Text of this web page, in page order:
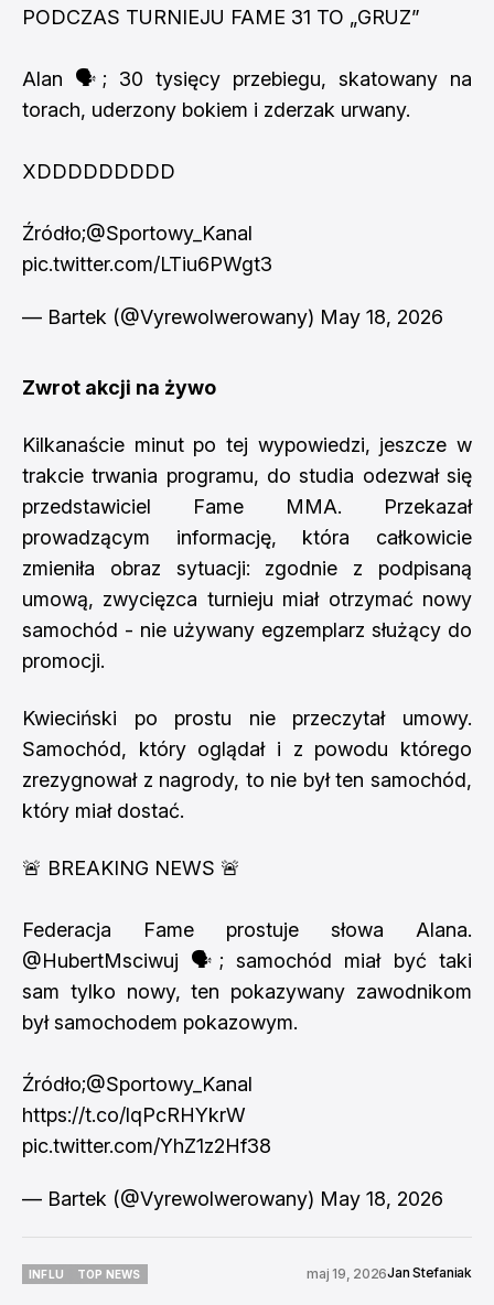
PODCZAS TURNIEJU FAME 31 TO „GRUZ”
Alan 🗣️; 30 tysięcy przebiegu, skatowany na
torach, uderzony bokiem i zderzak urwany.
XDDDDDDDDD
Źródło;@Sportowy_Kanal
pic.twitter.com/LTiu6PWgt3
— Bartek (@Vyrewolwerowany) May 18, 2026
Zwrot akcji na żywo
Kilkanaście minut po tej wypowiedzi, jeszcze w
trakcie trwania programu, do studia odezwał się
przedstawiciel Fame MMA. Przekazał
prowadzącym informację, która całkowicie
zmieniła obraz sytuacji: zgodnie z podpisaną
umową, zwycięzca turnieju miał otrzymać nowy
samochód - nie używany egzemplarz służący do
promocji.
Kwieciński po prostu nie przeczytał umowy.
Samochód, który oglądał i z powodu którego
zrezygnował z nagrody, to nie był ten samochód,
który miał dostać.
🚨 BREAKING NEWS 🚨
Federacja Fame prostuje słowa Alana.
@HubertMsciwuj 🗣️; samochód miał być taki
sam tylko nowy, ten pokazywany zawodnikom
był samochodem pokazowym.
Źródło;@Sportowy_Kanal
https://t.co/lqPcRHYkrW
pic.twitter.com/YhZ1z2Hf38
— Bartek (@Vyrewolwerowany) May 18, 2026
INFLU
TOP NEWS
maj 19, 2026Jan Stefaniak